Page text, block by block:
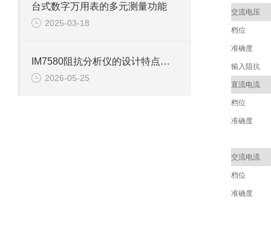
台式数字万用表的多元测量功能
2025-03-18
IM7580阻抗分析仪的设计特点与技术优势
2026-05-25
交流电压
档位
准确度
输入阻抗
直流电流
档位
准确度
交流电流
档位
准确度